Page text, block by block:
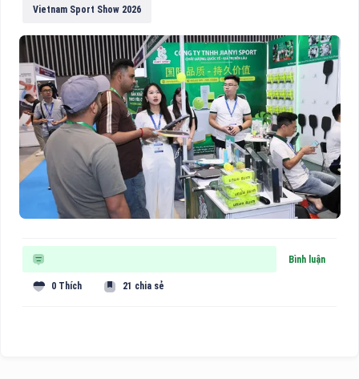
Vietnam Sport Show 2026
Bình luận
0 Thích 21 chia sẻ